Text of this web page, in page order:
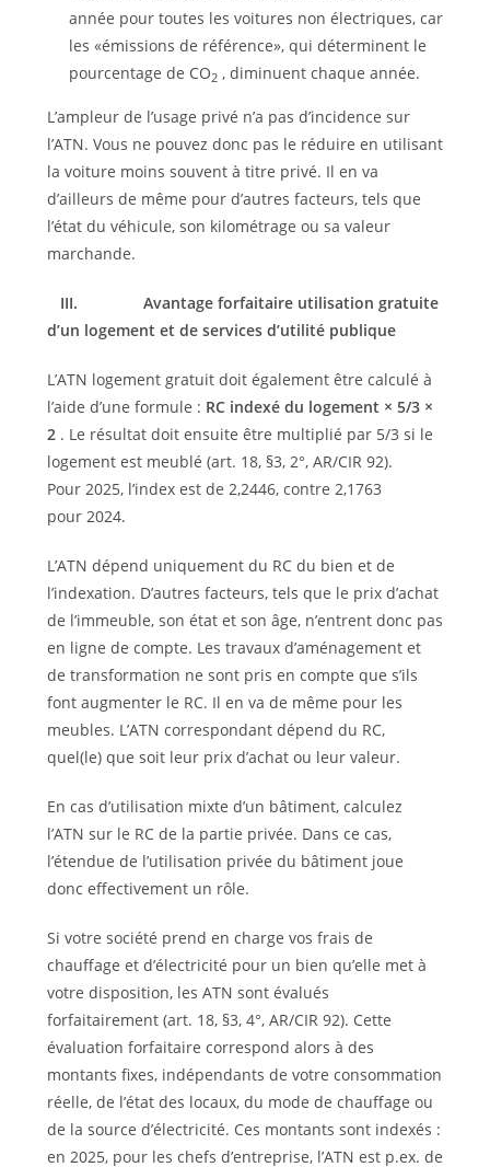
année pour toutes les voitures non électriques, car
les «émissions de référence», qui déterminent le
pourcentage de CO2, diminuent chaque année.
L’ampleur de l’usage privé n’a pas d’incidence sur
l’ATN. Vous ne pouvez donc pas le réduire en utilisant
la voiture moins souvent à titre privé. Il en va
d’ailleurs de même pour d’autres facteurs, tels que
l’état du véhicule, son kilométrage ou sa valeur
marchande.
III. Avantage forfaitaire utilisation gratuite
d’un logement et de services d’utilité publique
L’ATN logement gratuit doit également être calculé à
l’aide d’une formule : RC indexé du logement × 5/3 ×
2. Le résultat doit ensuite être multiplié par 5/3 si le
logement est meublé (art. 18, §3, 2°, AR/CIR 92).
Pour 2025, l’index est de 2,2446, contre 2,1763
pour 2024.
L’ATN dépend uniquement du RC du bien et de
l’indexation. D’autres facteurs, tels que le prix d’achat
de l’immeuble, son état et son âge, n’entrent donc pas
en ligne de compte. Les travaux d’aménagement et
de transformation ne sont pris en compte que s’ils
font augmenter le RC. Il en va de même pour les
meubles. L’ATN correspondant dépend du RC,
quel(le) que soit leur prix d’achat ou leur valeur.
En cas d’utilisation mixte d’un bâtiment, calculez
l’ATN sur le RC de la partie privée. Dans ce cas,
l’étendue de l’utilisation privée du bâtiment joue
donc effectivement un rôle.
Si votre société prend en charge vos frais de
chauffage et d’électricité pour un bien qu’elle met à
votre disposition, les ATN sont évalués
forfaitairement (art. 18, §3, 4°, AR/CIR 92). Cette
évaluation forfaitaire correspond alors à des
montants fixes, indépendants de votre consommation
réelle, de l’état des locaux, du mode de chauffage ou
de la source d’électricité. Ces montants sont indexés :
en 2025, pour les chefs d’entreprise, l’ATN est p.ex. de